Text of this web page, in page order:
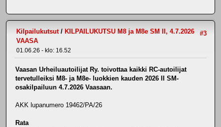
#3
Kilpailukutsut/ KILPAILUKUTSU M8 ja M8e SM II, 4.7.2026
VAASA
01.06.26 - klo: 16.52
Vaasan Urheiluautoilijat Ry. toivottaa kaikki RC-autoilijat
tervetulleiksi M8- ja M8e- luokkien kauden 2026 II SM-
osakilpailuun 4.7.2026 Vaasaan.
AKK lupanumero 19462/PA/26
Rata